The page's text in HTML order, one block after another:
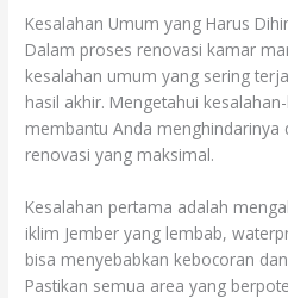
Kesalahan Umum yang Harus
Dalam proses renovasi kamar
kesalahan umum yang sering
hasil akhir. Mengetahui
membantu Anda menghindarinya
renovasi yang maksimal.
Kesalahan pertama adalah
iklim Jember yang lembab,
bisa menyebabkan kebocoran
Pastikan semua area yang